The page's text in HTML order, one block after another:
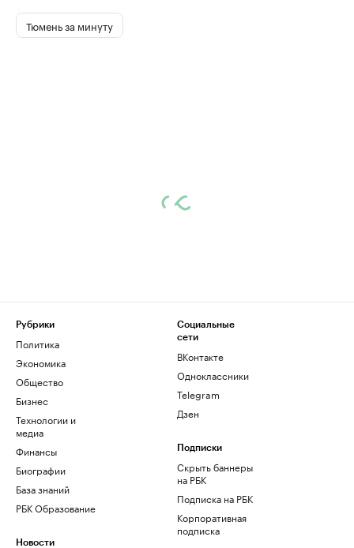
Тюмень за минуту
Рубрики
Политика
Экономика
Общество
Бизнес
Технологии и
медиа
Финансы
Биографии
База знаний
РБК Образование
Новости
Социальные
сети
ВКонтакте
Одноклассники
Telegram
Дзен
Подписки
Скрыть баннеры
на РБК
Подписка на РБК
Корпоративная
подписка